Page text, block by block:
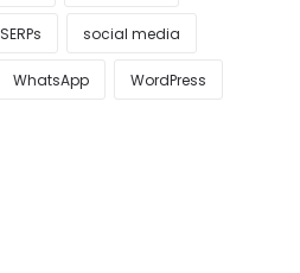
SERPs social media
WhatsApp WordPress